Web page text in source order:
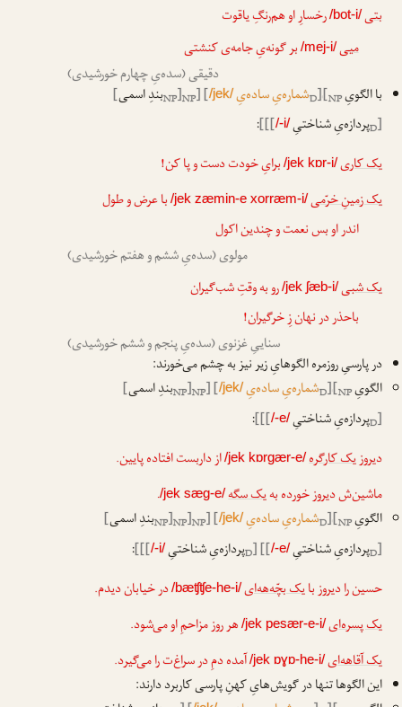
بتی/bot-i/رخسارِ او هم‌رنگِ یاقوت
میی /mej-i/ بر گونه‌یِ جامه‌ی کنشتی
دقیقی (سده‌یِ چهارم خورشیدی)
با الگویِ [
D [NP شماره‌یِ ساده‌یِ/jek/
] [
NP
[
NPبندِ اسمی]
[
Dپردازه‌یِ شناختیِ/-i/
]]]
:
یک کاری/jek kɒr-i/برایِ خودت دست و پا کن!
یک زمینِ خرّمی/jek zæmin-e xorræm-i/با عرض و طول
اندر او بس نعمت و چندین اکول
مولوی (سده‌یِ ششم و هفتم خورشیدی)
یک شبی/jek ʃæb-i/رو به وقتِ شب‌گیران
باحذر در نهان زِ خرگیران!
سناییِ غزنوی (سده‌یِ پنجم و ششم خورشیدی)
در پارسیِ روزمره الگوهایِ زیر نیز به چشم می‌خورند:
الگویِ
[
D [NP شماره‌یِ ساده‌یِ/jek/
] [
NP
[
NPبندِ اسمی]
[
Dپردازه‌یِ شناختیِ/-e/
]]]
:
دیروزیک کارگره /jek kɒrgær-e/از داربست افتاده پایین.
ماشین‌ش دیروز خورده بهیک سگه/jek sæg-e/
.
الگویِ
[
D [NP شماره‌یِ ساده‌یِ/jek/
] [
NP
[
NP
[
NPبندِ اسمی]
[
Dپردازه‌یِ شناختیِ/-e/
]] [
Dپردازه‌یِ شناختیِ/-i/
]]]
:
حسین را دیروز بایک بچّه‌هه‌ای/bæʧʧe-he-i/در خیابان دیدم.
یک پسره‌ای/jek pesær-e-i/هر روز مزاحمِ او می‌شود.
یک آقاهه‌ای/jek ɒɣɒ-he-i/آمده دمِ در سراغ‌ت را می‌گیرد.
این الگوها تنها در گویش‌هایِ کهنِ پارسی کاربرد دارند: